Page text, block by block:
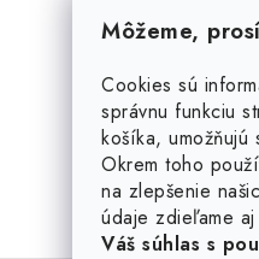
Môžeme,
Cookies sú
správnu funkciu
košíka, umožňujú
Okrem toho
na zlepšenie
údaje zdieľame
Váš súhlas s